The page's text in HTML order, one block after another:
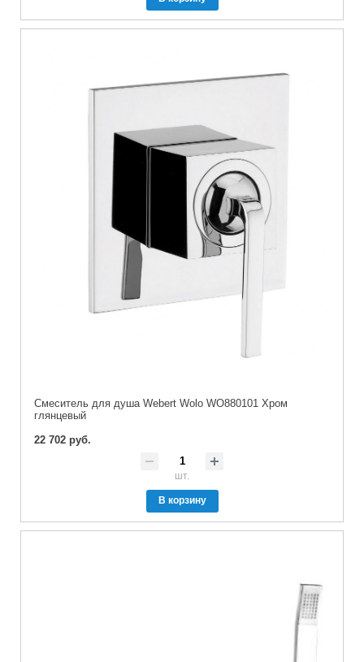
Смеситель для душа Webert Wolo WO880101 Хром
глянцевый
22 702 руб.
шт.
В корзину